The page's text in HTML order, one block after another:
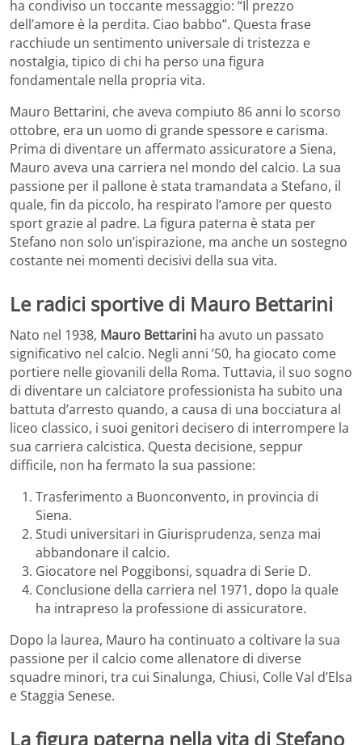
ha condiviso un toccante messaggio: “Il prezzo
dell’amore è la perdita. Ciao babbo”. Questa frase
racchiude un sentimento universale di tristezza e
nostalgia, tipico di chi ha perso una figura
fondamentale nella propria vita.
Mauro Bettarini, che aveva compiuto 86 anni lo scorso
ottobre, era un uomo di grande spessore e carisma.
Prima di diventare un affermato assicuratore a Siena,
Mauro aveva una carriera nel mondo del calcio. La sua
passione per il pallone è stata tramandata a Stefano, il
quale, fin da piccolo, ha respirato l’amore per questo
sport grazie al padre. La figura paterna è stata per
Stefano non solo un’ispirazione, ma anche un sostegno
costante nei momenti decisivi della sua vita.
Le radici sportive di Mauro Bettarini
Nato nel 1938, Mauro Bettarini ha avuto un passato
significativo nel calcio. Negli anni ’50, ha giocato come
portiere nelle giovanili della Roma. Tuttavia, il suo sogno
di diventare un calciatore professionista ha subito una
battuta d’arresto quando, a causa di una bocciatura al
liceo classico, i suoi genitori decisero di interrompere la
sua carriera calcistica. Questa decisione, seppur
difficile, non ha fermato la sua passione:
Trasferimento a Buonconvento, in provincia di
Siena.
Studi universitari in Giurisprudenza, senza mai
abbandonare il calcio.
Giocatore nel Poggibonsi, squadra di Serie D.
Conclusione della carriera nel 1971, dopo la quale
ha intrapreso la professione di assicuratore.
Dopo la laurea, Mauro ha continuato a coltivare la sua
passione per il calcio come allenatore di diverse
squadre minori, tra cui Sinalunga, Chiusi, Colle Val d’Elsa
e Staggia Senese.
La figura paterna nella vita di Stefano